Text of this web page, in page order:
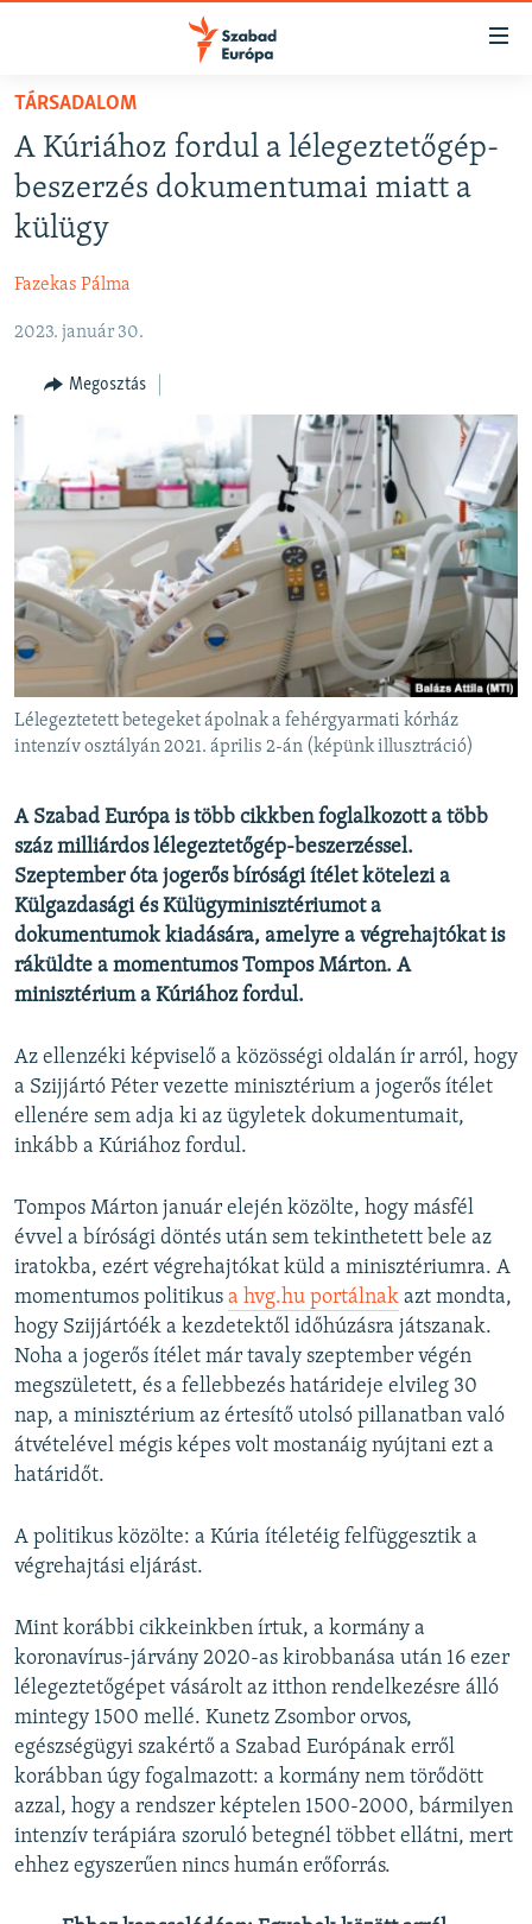
Akadálymentes
Ugrás
fő
oldalra
Ugrás
tartalomjegyzékre
NAPIRENDEN
PODCASTOK
ELEMZŐ
NER15
SZABADON
DEMOKRÁCIA
A PÉNZ NYOMÁBAN
EURÓPAI UNIÓ
VILÁG
KLÍMAVÁLTOZÁS
A MÚLT TANULSÁGAI
KÖVESSEN MINKET!
Valamennyi RFE/RL weboldal
TÁRSADALOM
A Kúriához fordul a lélegeztetőgép-
beszerzés dokumentumai miatt a
külügy
Fazekas Pálma
2023. január 30.
Megosztás
Lélegeztetett betegeket ápolnak a fehérgyarmati kórház
intenzív osztályán 2021. április 2-án (képünk illusztráció)
A Szabad Európa is több cikkben foglalkozott a több
száz milliárdos lélegeztetőgép-beszerzéssel.
Szeptember óta jogerős bírósági ítélet kötelezi a
Külgazdasági és Külügyminisztériumot a
dokumentumok kiadására, amelyre a végrehajtókat is
ráküldte a momentumos Tompos Márton. A
minisztérium a Kúriához fordul.
Az ellenzéki képviselő a közösségi oldalán ír arról, hogy
a Szijjártó Péter vezette minisztérium a jogerős ítélet
ellenére sem adja ki az ügyletek dokumentumait,
inkább a Kúriához fordul.
Tompos Márton január elején közölte, hogy másfél
évvel a bírósági döntés után sem tekinthetett bele az
iratokba, ezért végrehajtókat küld a minisztériumra. A
momentumos politikus a hvg.hu portálnak azt mondta,
hogy Szijjártóék a kezdetektől időhúzásra játszanak.
Noha a jogerős ítélet már tavaly szeptember végén
megszületett, és a fellebbezés határideje elvileg 30
nap, a minisztérium az értesítő utolsó pillanatban való
átvételével mégis képes volt mostanáig nyújtani ezt a
határidőt.
A politikus közölte: a Kúria ítéletéig felfüggesztik a
végrehajtási eljárást.
Mint korábbi cikkeinkben írtuk, a kormány a
koronavírus-járvány 2020-as kirobbanása után 16 ezer
lélegeztetőgépet vásárolt az itthon rendelkezésre álló
mintegy 1500 mellé. Kunetz Zsombor orvos,
egészségügyi szakértő a Szabad Európának erről
korábban úgy fogalmazott: a kormány nem törődött
azzal, hogy a rendszer képtelen 1500-2000, bármilyen
intenzív terápiára szoruló betegnél többet ellátni, mert
ehhez egyszerűen nincs humán erőforrás.